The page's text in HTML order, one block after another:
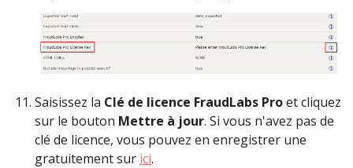
Saisissez la Clé de licence FraudLabs Proet cliquez
sur le bouton Mettre à jour. Si vous n'avez pas de
clé de licence, vous pouvez en enregistrer une
gratuitement sur ici.